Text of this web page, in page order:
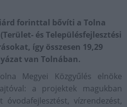
forinttal bővíti a Tolna
és Településfejlesztési
így összesen 19,29
van Tolnában.
Megyei Közgyűlés elnöke
a projektek magukban
vízrendezést,